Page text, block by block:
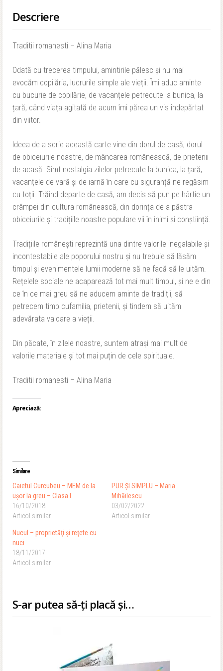
Descriere
Traditii romanesti – Alina Maria
Odată cu trecerea timpului, amintirile pălesc și nu mai
evocăm copilăria, lucrurile simple ale vieții. Îmi aduc aminte
cu bucurie de copilărie, de vacanțele petrecute la bunica, la
țară, când viața agitată de acum îmi părea un vis îndepărtat
din viitor.
Ideea de a scrie această carte vine din dorul de casă, dorul
de obiceiurile noastre, de mâncarea românească, de prietenii
de acasă. Simt nostalgia zilelor petrecute la bunica, la țară,
vacanțele de vară și de iarnă în care cu siguranță ne regăsim
cu toții. Trăind departe de casă, am decis să pun pe hârtie un
crâmpei din cultura românească, din dorința de a păstra
obiceiurile și tradițiile noastre populare vii în inimi și conștiință.
Tradițiile românești reprezintă una dintre valorile inegalabile și
incontestabile ale poporului nostru și nu trebuie să lăsăm
timpul și evenimentele lumii moderne să ne facă să le uităm.
Rețelele sociale ne acaparează tot mai mult timpul, și ne e din
ce în ce mai greu să ne aducem aminte de tradiții, să
petrecem timp cufamilia, prietenii, și tindem să uităm
adevărata valoare a vieții.
Din păcate, în zilele noastre, suntem atrași mai mult de
valorile materiale și tot mai puțin de cele spirituale.
Traditii romanesti – Alina Maria
Apreciază:
Similare
Caietul Curcubeu – MEM de la
ușor la greu – Clasa I
16/10/2018
Articol similar
PUR ȘI SIMPLU – Maria
Mihăilescu
03/02/2022
Articol similar
Nucul – proprietăţi şi reţete cu
nuci
18/11/2017
Articol similar
S-ar putea să-ți placă și…